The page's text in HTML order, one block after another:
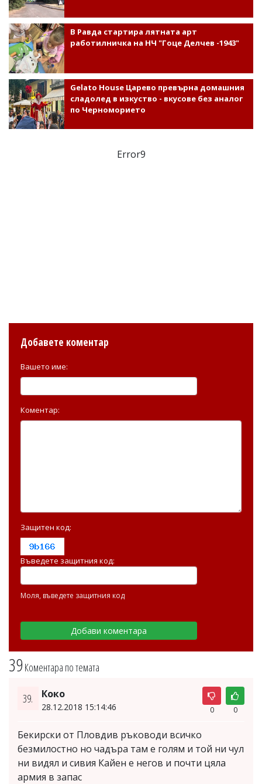
В Равда стартира лятната арт
работилничка на НЧ "Гоце Делчев -1943"
Gelato House Царево превърна домашния
сладолед в изкуство - вкусове без аналог
по Черноморието
Error9
39Коментара по темата
39. Коко
28.12.2018 15:14:46 0 0
Бекирски от Пловдив ръководи всичко
безмилостно но чадъра там е голям и той ни чул
ни видял и сивия Кайен е негов и почти цяла
армия в запас
Добавете коментар
Вашето име:
Коментар:
Защитен код:
Въведете защитния код:
Моля, въведете защитния код